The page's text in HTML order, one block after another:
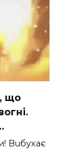
що
Вuбухає